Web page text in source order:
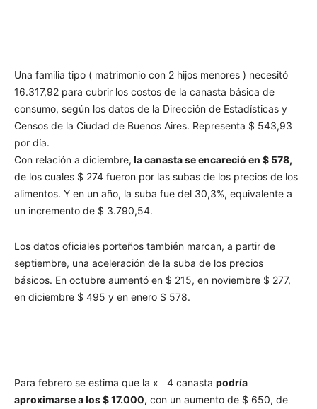
Una familia tipo ( matrimonio con 2 hijos menores ) necesitó
16.317,92 para cubrir los costos de la canasta básica de
consumo, según los datos de la Dirección de Estadísticas y
Censos de la Ciudad de Buenos Aires. Representa $ 543,93
por día.
Con relación a diciembre, la canasta se encareció en $ 578,
de los cuales $ 274 fueron por las subas de los precios de los
alimentos. Y en un año, la suba fue del 30,3%, equivalente a
un incremento de $ 3.790,54.
Los datos oficiales porteños también marcan, a partir de
septiembre, una aceleración de la suba de los precios
básicos. En octubre aumentó en $ 215, en noviembre $ 277,
en diciembre $ 495 y en enero $ 578.
Para febrero se estima que la x 4 canasta podría
aproximarse a los $ 17.000, con un aumento de $ 650, de